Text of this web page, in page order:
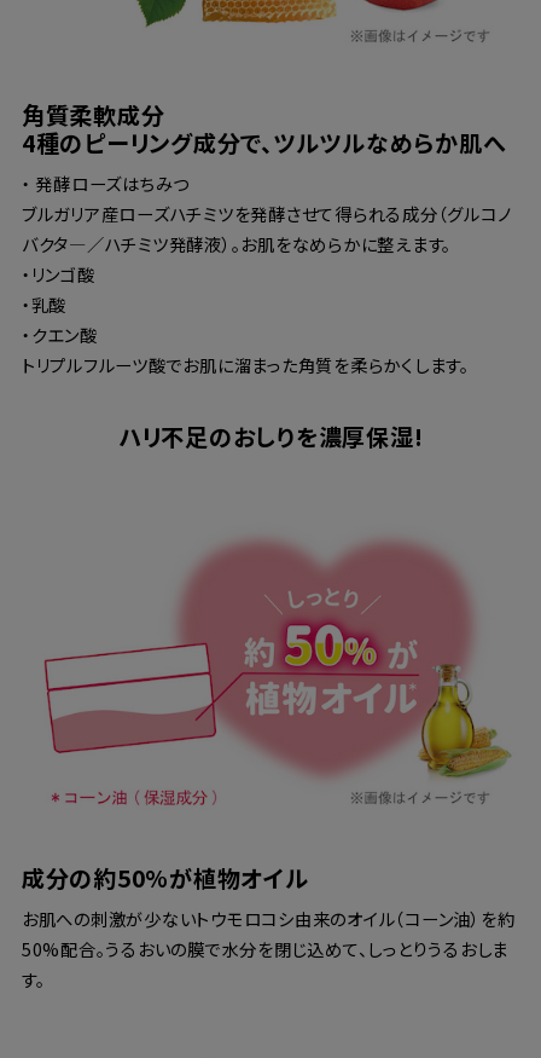
角質柔軟成分
4種のピーリング成分で、ツルツルなめらか肌へ
・ 発酵ローズはちみつ
ブルガリア産ローズハチミツを発酵させて得られる成分（グルコノ
バクタ―／ハチミツ発酵液）。お肌をなめらかに整えます。
・リンゴ酸
・乳酸
・クエン酸
トリプルフルーツ酸でお肌に溜まった角質を柔らかくします。
ハリ不足のおしりを濃厚保湿!
成分の約50%が植物オイル
お肌への刺激が少ないトウモロコシ由来のオイル（コーン油）を約
50%配合。うるおいの膜で水分を閉じ込めて、しっとりうるおしま
す。